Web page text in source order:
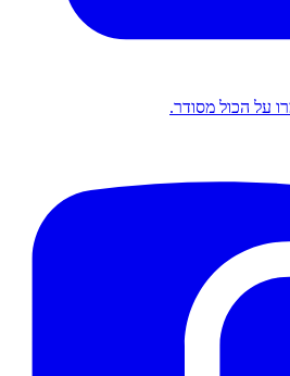
על הכול מסודר.